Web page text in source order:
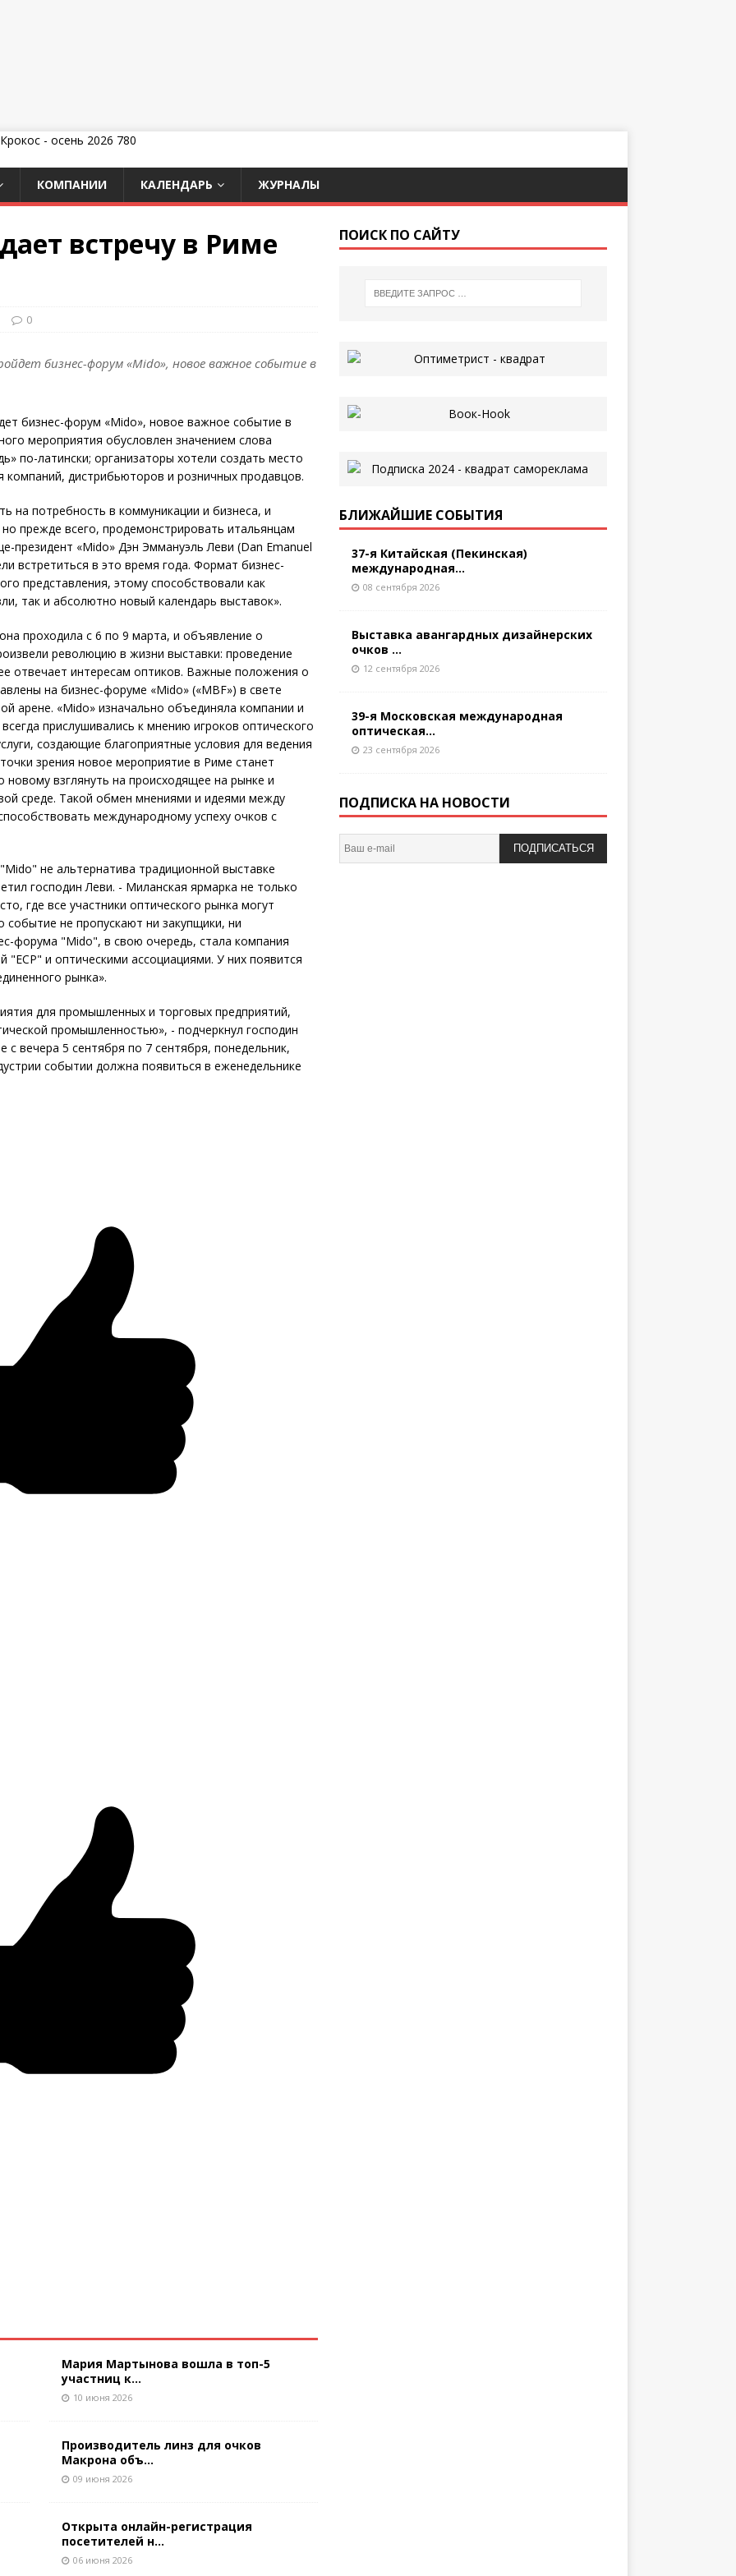
КОМПАНИИ КАЛЕНДАРЬ ЖУРНАЛЫ
встречу в Риме
0
бизнес-форум «Mido», новое важное событие в
бизнес-форум «Mido», новое важное событие в
мероприятия обусловлен значением слова
по-латински; организаторы хотели создать место
компаний, дистрибьюторов и розничных продавцов.
на потребность в коммуникации и бизнеса, и
прежде всего, продемонстрировать итальянцам
президент «Mido» Дэн Эммануэль Леви (Dan Emanuel
встретиться в это время года. Формат бизнес-
представления, этому способствовали как
так и абсолютно новый календарь выставок».
проходила с 6 по 9 марта, и объявление о
революцию в жизни выставки: проведение
отвечает интересам оптиков. Важные положения о
на бизнес-форуме «Mido» («MBF») в свете
арене. «Mido» изначально объединяла компании и
прислушивались к мнению игроков оптического
создающие благоприятные условия для ведения
зрения новое мероприятие в Риме станет
взглянуть на происходящее на рынке и
среде. Такой обмен мнениями и идеями между
международному успеху очков с
не альтернатива традиционной выставке
господин Леви. - Миланская ярмарка не только
где все участники оптического рынка могут
не пропускают ни закупщики, ни
форума "Mido", в свою очередь, стала компания
и оптическими ассоциациями. У них появится
рынка».
для промышленных и торговых предприятий,
промышленностью», - подчеркнул господин
вечера 5 сентября по 7 сентября, понедельник,
событии должна появиться в еженедельнике
Мария Мартынова вошла в топ-5
участниц к...
10 июня 2026
Производитель линз для очков
Макрона объ...
09 июня 2026
Открыта онлайн-регистрация
посетителей н...
06 июня 2026
ПОИСК ПО САЙТУ
БЛИЖАЙШИЕ СОБЫТИЯ
37-я Китайская (Пекинская)
международная...
08 сентября 2026
Выставка авангардных дизайнерских
очков ...
12 сентября 2026
39-я Московская международная
оптическая...
23 сентября 2026
ПОДПИСКА НА НОВОСТИ
ПОДПИСАТЬСЯ